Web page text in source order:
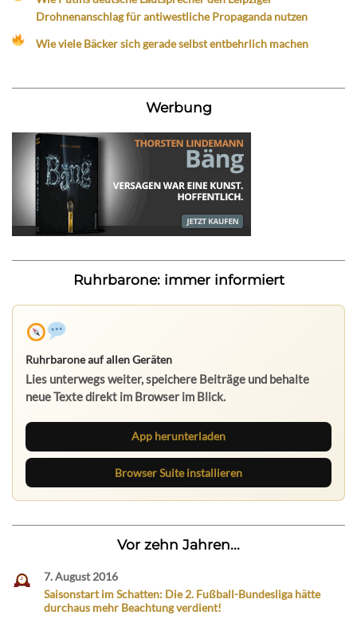
Drohnenanschlag für antiwestliche Propaganda nutzen
Wie viele Bäcker sich gerade selbst entbehrlich machen
Werbung
Ruhrbarone: immer informiert
Ruhrbarone auf allen Geräten
Lies unterwegs weiter, speichere Beiträge und behalte
neue Texte direkt im Browser im Blick.
App herunterladen
Browser Suite installieren
Vor zehn Jahren...
7. August 2016
Saisonstart im Schatten: Die 2. Fußball-Bundesliga hätte
durchaus mehr Beachtung verdient!